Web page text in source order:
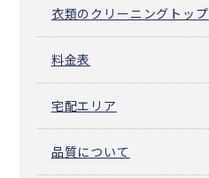
衣類のクリーニングトップ
料金表
宅配エリア
品質について